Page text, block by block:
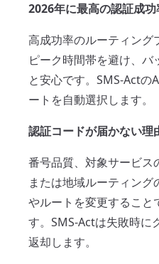
2026年に最高の認証成
高成功率のルーティング
ピーク時間帯を避け、バ
と安心です。SMS-Actの
ートを自動選択します。
認証コードが届かない理
番号品質、対象サービス
または地域ルーティン
やルートを変更すること
す。SMS-Actは失敗時に
返却します。